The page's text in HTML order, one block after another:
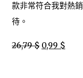
款非常符合我對熱銷
待。
26,79 $ 0,99 $